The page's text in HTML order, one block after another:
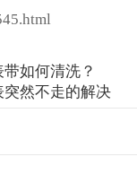
如何清洗？
然不走的解决